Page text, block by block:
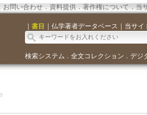
お問い合わせ． 資料提供．著作権について．当
｜ 書目 ｜ 仏学著者データベース ｜ 当サイ
検索システム ． 全文コレクション ． デジ